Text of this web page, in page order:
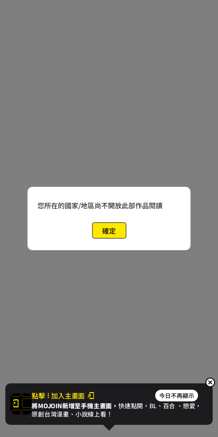
您所在的國家/地區尚不開放此部作品閱讀
確定
點擊 加入主畫面 今日不再顯示
將MOJOIN新增至手機主畫面，快速點開，BL、 百合 、戀愛，
原創台灣漫畫、小說線上看！